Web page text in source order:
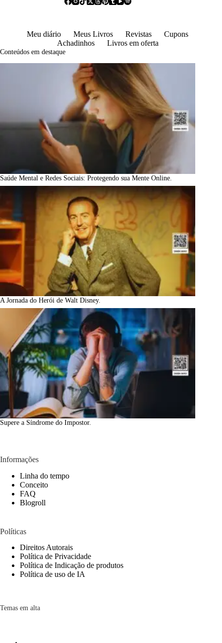
Meu diário Meus Livros Revistas
Cupons
Achadinhos
Livros em oferta
Conteúdos em destaque
Saúde Mental e Redes Sociais: Protegendo sua Mente Online.
A Jornada do Herói de Walt Disney.
Supere a Síndrome do Impostor.
Informações
Linha do tempo
Conceito
FAQ
Blogroll
Políticas
Direitos Autorais
Política de Privacidade
Política de Indicação de produtos
Política de uso de IA
Temas em alta